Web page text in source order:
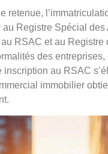
retenue,
Registre Spécial
RSAC et au
des
au RSAC
immobilier